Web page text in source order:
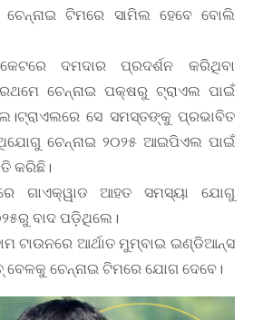
ଟିମରେ ସାମିଲ ହେବେ ବୋଲି
ଦମଦାର ପ୍ରଦର୍ଶନ କରିଥିବା
ଚେନ୍ନାଇ ପକ୍ଷରୁ ଟ୍ରାଏଲ ପାଇଁ
ସେ ସମସ୍ତଙ୍କୁ ପ୍ରଭାବିତ
ଚେନ୍ନାଇ ୨୦୨୫ ଆଇପିଏଲ ପାଇଁ
କରିଛି।
ଗାଏକ୍ୱାଡ ଆହତ ସମସ୍ୟା ଯୋଗୁ
ବାଦ ପଡ଼ିଥିଲେ।
ଟାଉନରେ ଆର୍ଥାତ ମୁମ୍ବାଇ ଇଣ୍ଡିଆନ୍ସ
ଚେନ୍ନାଇ ଟିମରେ ଯୋଗ ଦେବେ।